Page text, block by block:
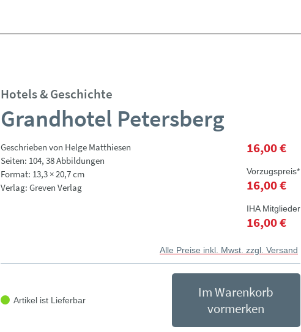
Hotels & Geschichte
Grandhotel Petersberg
Geschrieben von Helge Matthiesen
Seiten: 104, 38 Abbildungen
Format: 13,3 × 20,7 cm
Verlag: Greven Verlag
16,00 €
Vorzugspreis*
16,00 €
IHA Mitglieder
16,00 €
Alle Preise inkl. Mwst. zzgl. Versand
Artikel ist Lieferbar
Im Warenkorb
vormerken